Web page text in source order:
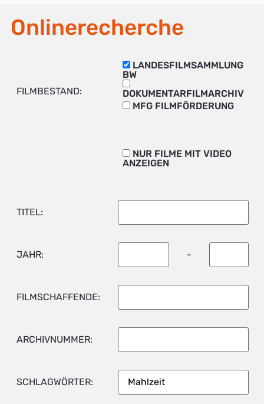
Onlinerecherche
FILMBESTAND:
LANDESFILMSAMMLUNG
BW
DOKUMENTARFILMARCHIV
MFG FILMFÖRDERUNG
NUR FILME MIT VIDEO
ANZEIGEN
TITEL:
JAHR: -
FILMSCHAFFENDE:
ARCHIVNUMMER:
SCHLAGWÖRTER: